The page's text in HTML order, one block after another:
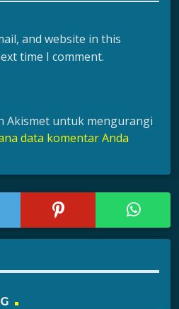
and website in this
time I comment.
Akismet untuk mengurangi
data komentar Anda